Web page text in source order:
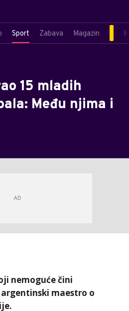
Sport Zabava Magazin
15 mladih
Među njima i
nemoguće čini
maestro o